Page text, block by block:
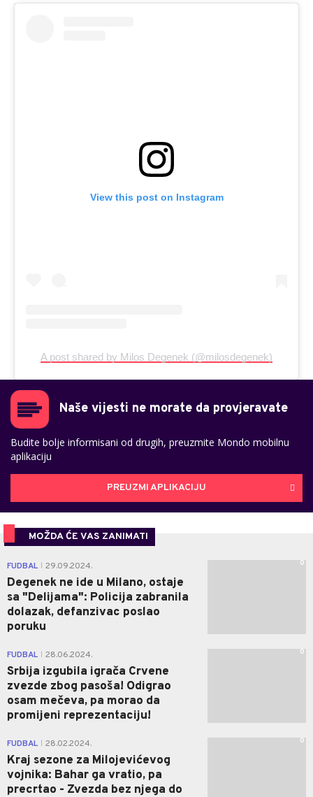
View this post on Instagram
A post shared by Milos Degenek (@milosdegenek)
Naše vijesti ne morate da provjeravate
Budite bolje informisani od drugih, preuzmite Mondo mobilnu
aplikaciju
PREUZMI APLIKACIJU
MOŽDA ĆE VAS ZANIMATI
FUDBAL 29.09.2024.
Degenek ne ide u Milano, ostaje
sa "Delijama": Policija zabranila
dolazak, defanzivac poslao
poruku
0
FUDBAL 28.06.2024.
Srbija izgubila igrača Crvene
zvezde zbog pasoša! Odigrao
osam mečeva, pa morao da
promijeni reprezentaciju!
0
FUDBAL 28.02.2024.
Kraj sezone za Milojevićevog
vojnika: Bahar ga vratio, pa
precrtao - Zvezda bez njega do
0